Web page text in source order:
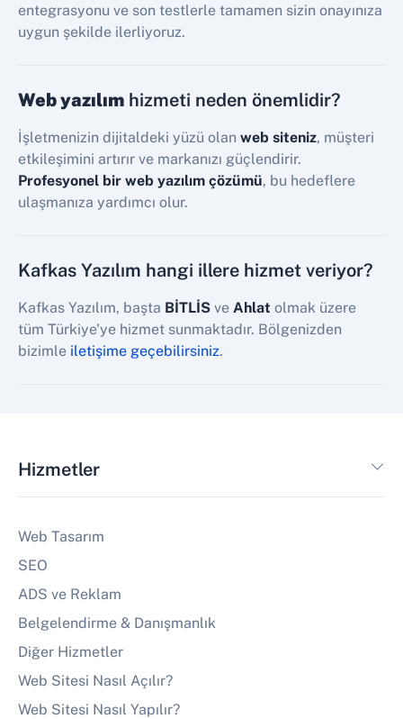
entegrasyonu ve son testlerle tamamen sizin onayınıza
uygun şekilde ilerliyoruz.
Web yazılım hizmeti neden önemlidir?
İşletmenizin dijitaldeki yüzü olan web siteniz, müşteri
etkileşimini artırır ve markanızı güçlendirir.
Profesyonel bir web yazılım çözümü, bu hedeflere
ulaşmanıza yardımcı olur.
Kafkas Yazılım hangi illere hizmet veriyor?
Kafkas Yazılım, başta BİTLİS ve Ahlat olmak üzere
tüm Türkiye'ye hizmet sunmaktadır. Bölgenizden
bizimle iletişime geçebilirsiniz.
Hizmetler
Web Tasarım
SEO
ADS ve Reklam
Belgelendirme & Danışmanlık
Diğer Hizmetler
Web Sitesi Nasıl Açılır?
Web Sitesi Nasıl Yapılır?